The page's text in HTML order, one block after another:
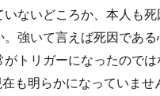
ないどころか、本人も
強いて言えば死因であ
トリガーになったので
も明らかになっていませ